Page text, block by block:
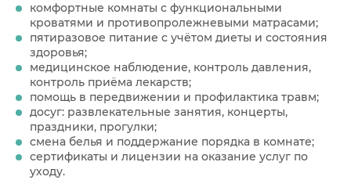
комфортные комнаты с функциональными
кроватями и противопролежневыми матрасами;
пятиразовое питание с учётом диеты и состояния
здоровья;
медицинское наблюдение, контроль давления,
контроль приёма лекарств;
помощь в передвижении и профилактика травм;
досуг: развлекательные занятия, концерты,
праздники, прогулки;
смена белья и поддержание порядка в комнате;
сертификаты и лицензии на оказание услуг по
уходу.